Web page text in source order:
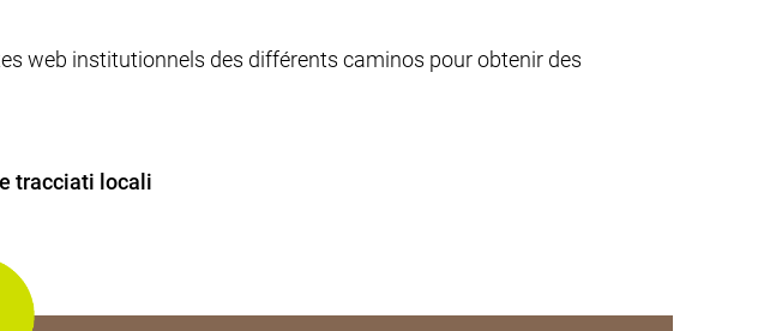
web institutionnels des différents caminos pour obtenir des
tracciati locali